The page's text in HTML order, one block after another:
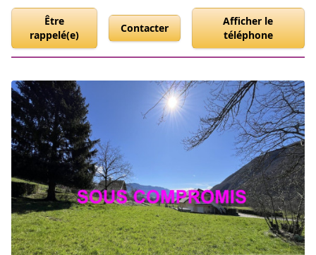
Être
rappelé(e)
Contacter
Afficher le
téléphone